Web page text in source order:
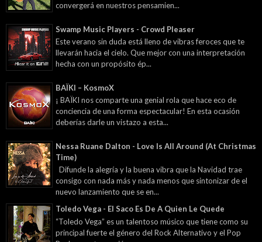
convergerá en nuestros pensamien...
Swamp Music Players - Crowd Pleaser
Este verano sin duda está lleno de vibras feroces que te
llevarán hacia el cielo. Que mejor con una interpretación
hecha con un propósito ép...
BAÏKI – KosmoX
¡ BAÏKI nos comparte una genial rola que hace eco de
conciencia de una forma espectacular! En esta ocasión
deberías darle un vistazo a esta...
Nessa Ruane Dalton - Love Is All Around (At Christmas
Time)
Difunde la alegría y la buena vibra que la Navidad trae
consigo con nada más y nada menos que sintonizar de el
nuevo lanzamiento que se en...
Toledo Vega - El Saco Es De A Quien Le Quede
“Toledo Vega” es un talentoso músico que tiene como su
principal fuerte el género del Rock Alternativo y el Pop